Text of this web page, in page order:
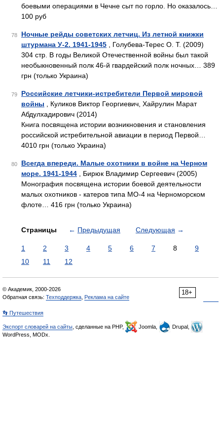
боевыми операциями в Чечне сыт по горло. Но оказалось…
100 руб
78
Ночные рейды советских летчиц. Из летной книжки
штурмана У-2. 1941-1945 , Голубева-Терес О. Т. (2009)
304 стр. В годы Великой Отечественной войны был такой
необыкновенный полк 46-й гвардейский полк ночных… 389
грн (только Украина)
79
Российские летчики-истребители Первой мировой
войны , Куликов Виктор Георгиевич, Хайрулин Марат
Абдулхадирович (2014)
Книга посвящена истории возникновения и становления
российской истребительной авиации в период Первой…
4010 грн (только Украина)
80
Всегда впереди. Малые охотники в войне на Черном
море. 1941-1944 , Бирюк Владимир Сергеевич (2005)
Монография посвящена истории боевой деятельности
малых охотников - катеров типа МО-4 на Черноморском
флоте… 416 грн (только Украина)
Страницы ← Предыдущая Следующая →
1 2 3 4 5 6 7 8
9
10
11 12
18+
© Академик, 2000-2026
Обратная связь: Техподдержка Реклама на сайте
👣 Путешествия
Экспорт словарей на сайты , сделанные на PHP, Joomla,
Drupal,
WordPress, MODx.